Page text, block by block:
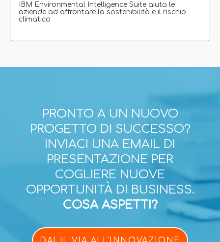
IBM Environmental Intelligence Suite aiuta le
aziende ad affrontare la sostenibilità e il rischio
climatico
PRONTO A UN NUOVO
PROGETTO DI SUCCESSO?
INVIACI UNA EMAIL DI
PRESENTAZIONE PER
COGLIERE NUOVE
OPPORTUNITÀ DI BUSINESS.
COSA ASPETTI?